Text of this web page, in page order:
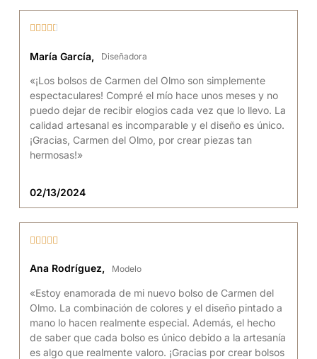
    
María García, Diseñadora
«¡Los bolsos de Carmen del Olmo son simplemente
espectaculares! Compré el mío hace unos meses y no
puedo dejar de recibir elogios cada vez que lo llevo. La
calidad artesanal es incomparable y el diseño es único.
¡Gracias, Carmen del Olmo, por crear piezas tan
hermosas!»
02/13/2024

Ana Rodríguez, Modelo
«Estoy enamorada de mi nuevo bolso de Carmen del
Olmo. La combinación de colores y el diseño pintado a
mano lo hacen realmente especial. Además, el hecho
de saber que cada bolso es único debido a la artesanía
es algo que realmente valoro. ¡Gracias por crear bolsos